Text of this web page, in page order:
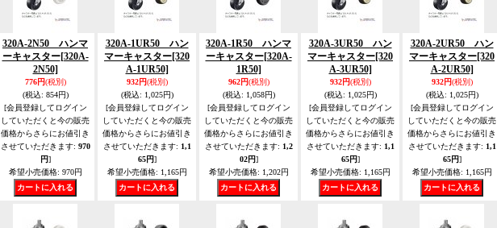
320A-2N50 ハンマ
ーキャスター[320A-
2N50]
776円(税別)
(税込: 854円)
[会員登録してログイン
していただくと今の販売
価格からさらにお値引き
させていただきます: 970
円]
希望小売価格: 970円
320A-1UR50 ハン
マーキャスター[320
A-1UR50]
932円(税別)
(税込: 1,025円)
[会員登録してログイン
していただくと今の販売
価格からさらにお値引き
させていただきます: 1,1
65円]
希望小売価格: 1,165円
320A-1R50 ハンマ
ーキャスター[320A-
1R50]
962円(税別)
(税込: 1,058円)
[会員登録してログイン
していただくと今の販売
価格からさらにお値引き
させていただきます: 1,2
02円]
希望小売価格: 1,202円
320A-3UR50 ハン
マーキャスター[320
A-3UR50]
932円(税別)
(税込: 1,025円)
[会員登録してログイン
していただくと今の販売
価格からさらにお値引き
させていただきます: 1,1
65円]
希望小売価格: 1,165円
320A-2UR50 ハン
マーキャスター[320
A-2UR50]
932円(税別)
(税込: 1,025円)
[会員登録してログイン
していただくと今の販売
価格からさらにお値引き
させていただきます: 1,1
65円]
希望小売価格: 1,165円